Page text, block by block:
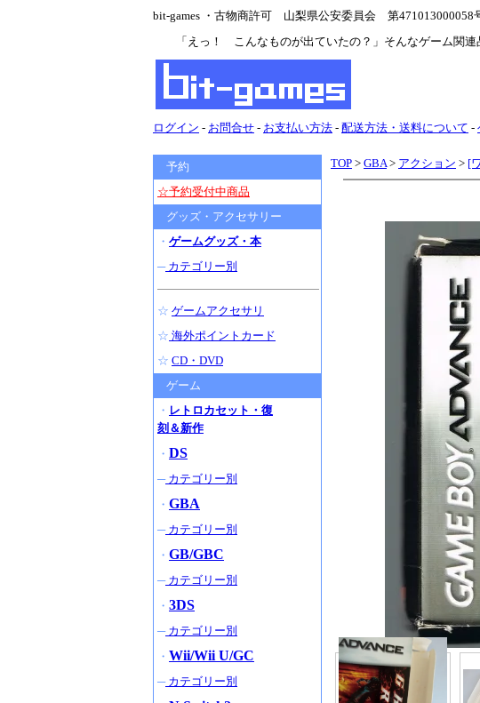
bit-games ・古物商許可 山梨県公安委員会 第471013000058
「えっ！ こんなものが出ていたの？」そんなゲーム関連
ログイン - お問合せ - お支払い方法 - 配送方法・送料について -
TOP > GBA> アクション > [
予約
☆予約受付中商品
グッズ・アクセサリー
・ ゲームグッズ・本
─カテゴリー別
☆ ゲームアクセサリ
☆ 海外ポイントカード
☆ CD・DVD
ゲーム
・ レトロカセット・復
刻＆新作
・ DS
─カテゴリー別
・ GBA
─カテゴリー別
・ GB/GBC
─カテゴリー別
・ 3DS
─カテゴリー別
・ Wii/Wii U/GC
─カテゴリー別